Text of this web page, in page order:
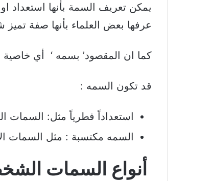
يمكن تعريف السمة بأنها استعداد
عرفها بعض العلماء بأنها صفة
كما ان المقصود’ بسمه ‘ أي خاصية
قد تكون السمه :
استعداداً فطرياً مثل: السمات
السمه مكتسبة : مثل السمات
أنواع السمات